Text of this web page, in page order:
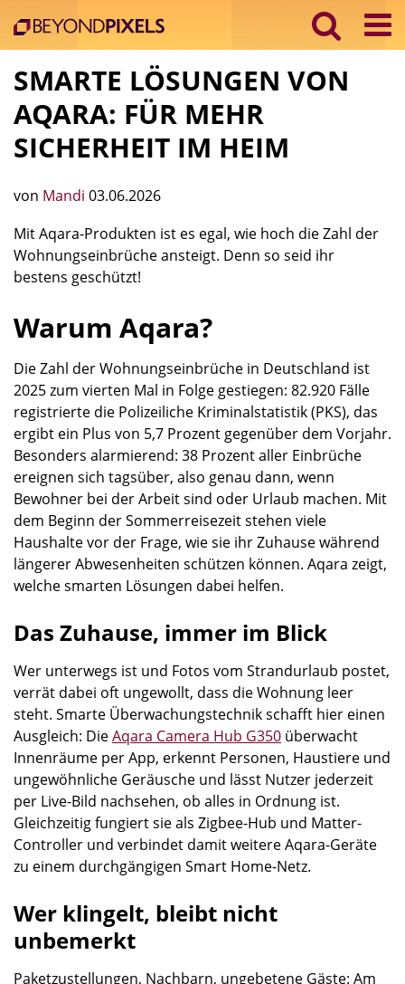
SMARTE LÖSUNGEN VON
AQARA: FÜR MEHR
SICHERHEIT IM HEIM
von Mandi 03.06.2026
Mit Aqara-Produkten ist es egal, wie hoch die Zahl der
Wohnungseinbrüche ansteigt. Denn so seid ihr
bestens geschützt!
Warum Aqara?
Die Zahl der Wohnungseinbrüche in Deutschland ist
2025 zum vierten Mal in Folge gestiegen: 82.920 Fälle
registrierte die Polizeiliche Kriminalstatistik (PKS), das
ergibt ein Plus von 5,7 Prozent gegenüber dem Vorjahr.
Besonders alarmierend: 38 Prozent aller Einbrüche
ereignen sich tagsüber, also genau dann, wenn
Bewohner bei der Arbeit sind oder Urlaub machen. Mit
dem Beginn der Sommerreisezeit stehen viele
Haushalte vor der Frage, wie sie ihr Zuhause während
längerer Abwesenheiten schützen können. Aqara zeigt,
welche smarten Lösungen dabei helfen.
Das Zuhause, immer im Blick
Wer unterwegs ist und Fotos vom Strandurlaub postet,
verrät dabei oft ungewollt, dass die Wohnung leer
steht. Smarte Überwachungstechnik schafft hier einen
Ausgleich: DieAqara Camera Hub G350 überwacht
Innenräume per App, erkennt Personen, Haustiere und
ungewöhnliche Geräusche und lässt Nutzer jederzeit
per Live-Bild nachsehen, ob alles in Ordnung ist.
Gleichzeitig fungiert sie als Zigbee-Hub und Matter-
Controller und verbindet damit weitere Aqara-Geräte
zu einem durchgängigen Smart Home-Netz.
Wer klingelt, bleibt nicht
unbemerkt
Paketzustellungen, Nachbarn, ungebetene Gäste: Am